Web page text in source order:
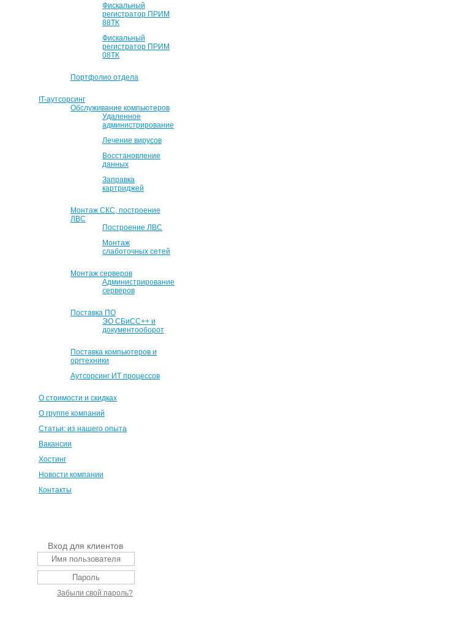
Фискальный
регистратор ПРИМ
88ТК
Фискальный
регистратор ПРИМ
08ТК
Портфолио отдела
IT-аутсорсинг
Обслуживание компьютеров
Удаленное
администрирование
Лечение вирусов
Восстановление
данных
Заправка
картриджей
Монтаж СКС, построение
ЛВС
Построение ЛВС
Монтаж
слаботочных сетей
Монтаж серверов
Администрирование
серверов
Поставка ПО
ЭО СБиСС++ и
документооборот
Поставка компьютеров и
оргтехники
Аутсорсинг ИТ процессов
О стоимости и скидках
О группе компаний
Статьи: из нашего опыта
Вакансии
Хостинг
Новости компании
Контакты
Вход для клиентов
Забыли свой пароль?